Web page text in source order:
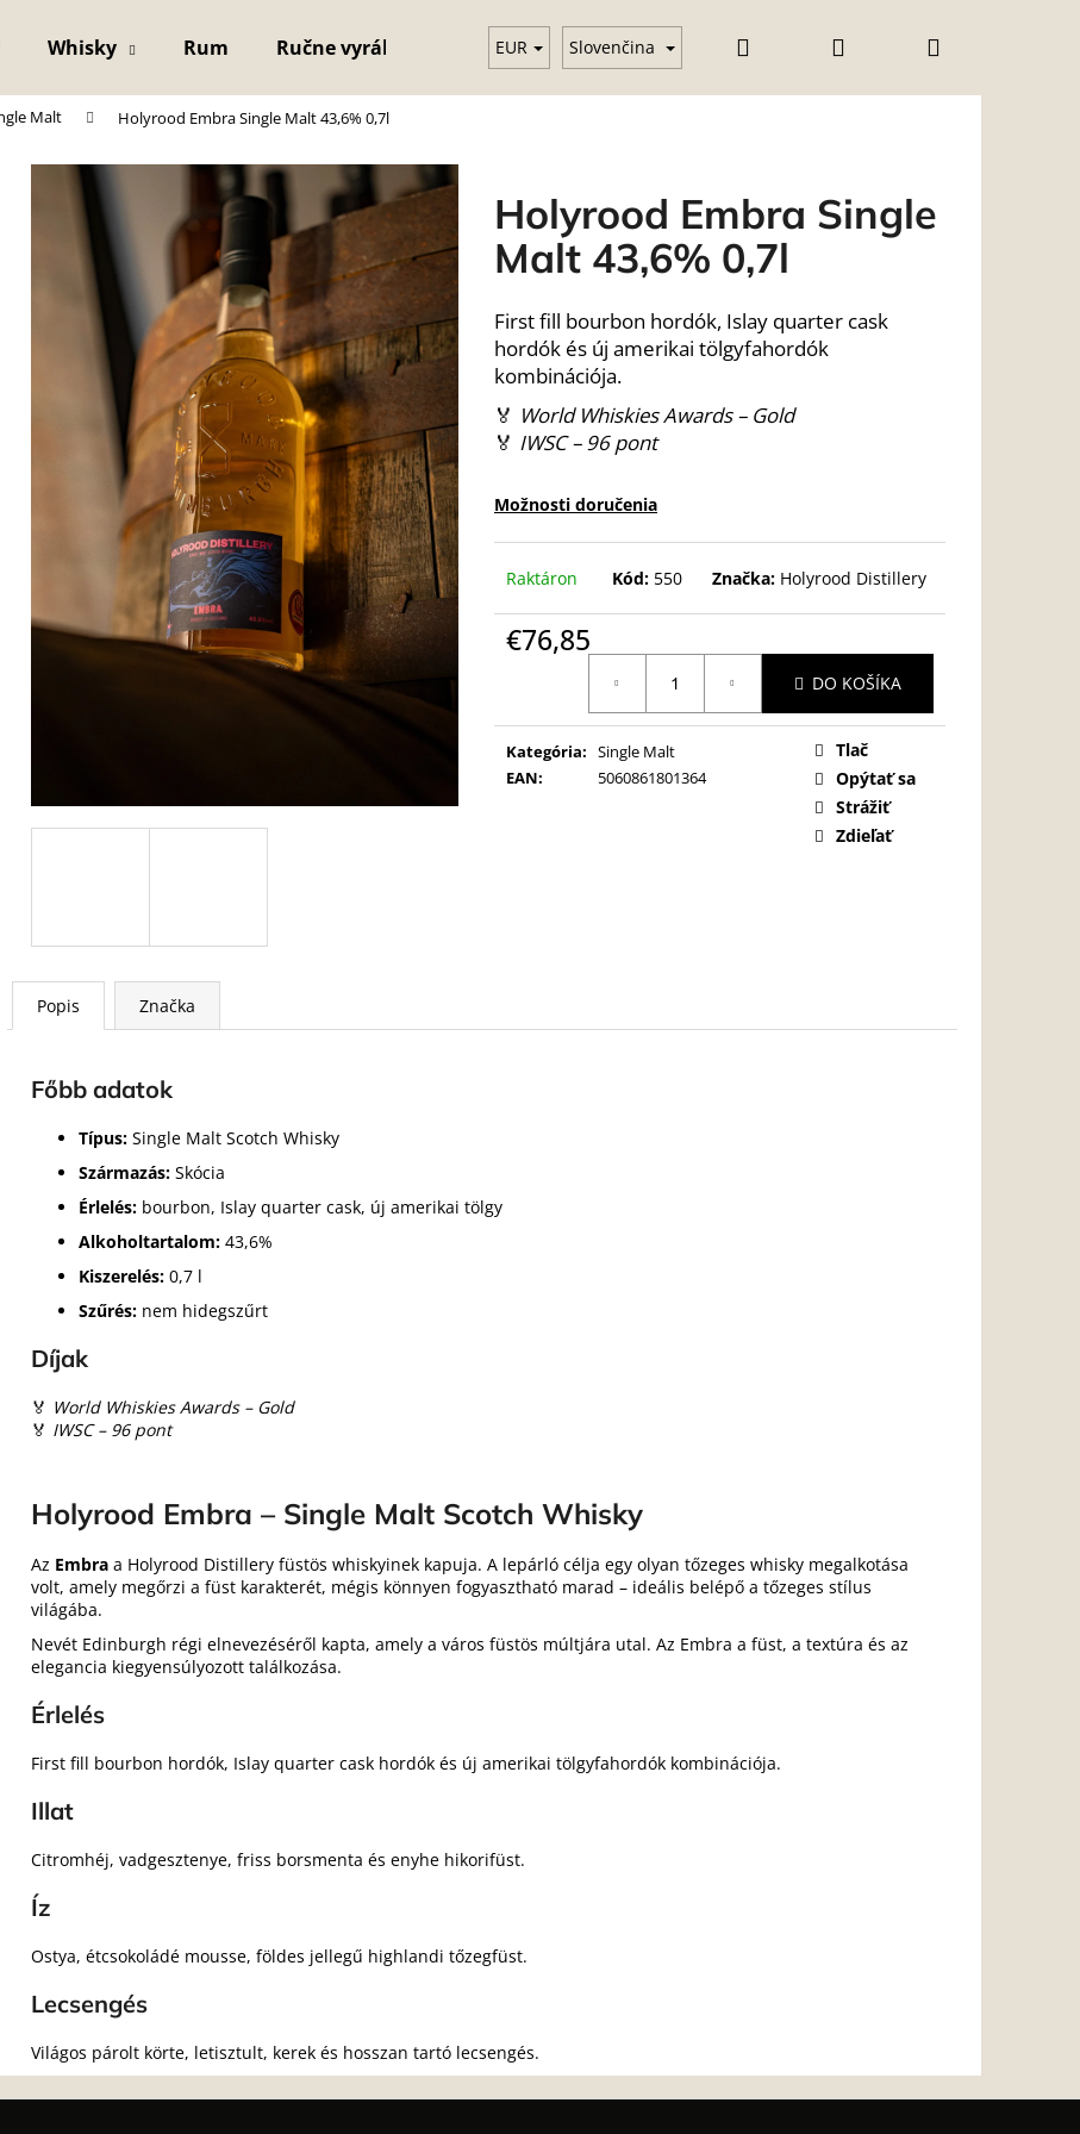
Whisky Rum Ručne vyrábaný krištáľový pohár Vodka Gin Üzleti feltételek (ÁSZF)
EUR Slovenčina Prihlásenie
Malt Holyrood Embra Single Malt 43,6% 0,7l
Holyrood Embra Single
Malt 43,6% 0,7l
First fill bourbon hordók, Islay quarter cask
hordók és új amerikai tölgyfahordók
kombinációja.
🏅 World Whiskies Awards – Gold
🏅 IWSC – 96 pont
Možnosti doručenia
Raktáron Kód: 550 Značka: Holyrood Distillery
€76,85
DO KOŠÍKA
Kategória: Single Malt
EAN: 5060861801364
Tlač
Opýtať sa
Strážiť
Zdieľať
Popis Značka
Főbb adatok
Típus: Single Malt Scotch Whisky
Származás: Skócia
Érlelés: bourbon, Islay quarter cask, új amerikai tölgy
Alkoholtartalom: 43,6%
Kiszerelés: 0,7 l
Szűrés: nem hidegszűrt
Díjak
🏅 World Whiskies Awards – Gold
🏅 IWSC – 96 pont
Holyrood Embra – Single Malt Scotch Whisky
Az Embra a Holyrood Distillery füstös whiskyinek kapuja. A lepárló célja egy olyan tőzeges whisky megalkotása
volt, amely megőrzi a füst karakterét, mégis könnyen fogyasztható marad – ideális belépő a tőzeges stílus
világába.
Nevét Edinburgh régi elnevezéséről kapta, amely a város füstös múltjára utal. Az Embra a füst, a textúra és az
elegancia kiegyensúlyozott találkozása.
Érlelés
First fill bourbon hordók, Islay quarter cask hordók és új amerikai tölgyfahordók kombinációja.
Illat
Citromhéj, vadgesztenye, friss borsmenta és enyhe hikorifüst.
Íz
Ostya, étcsokoládé mousse, földes jellegű highlandi tőzegfüst.
Lecsengés
Világos párolt körte, letisztult, kerek és hosszan tartó lecsengés.
Čo potrebujete nájsť?
HĽADAŤ